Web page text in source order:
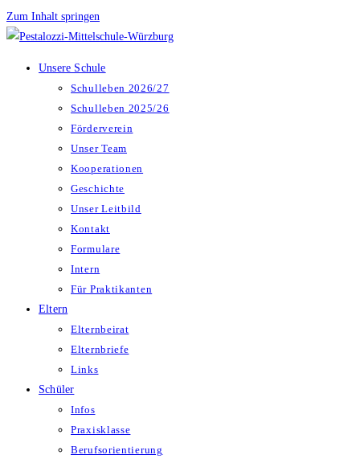
Zum Inhalt springen
Unsere Schule
Schulleben 2026/27
Schulleben 2025/26
Förderverein
Unser Team
Kooperationen
Geschichte
Unser Leitbild
Kontakt
Formulare
Intern
Für Praktikanten
Eltern
Elternbeirat
Elternbriefe
Links
Schüler
Infos
Praxisklasse
Berufsorientierung